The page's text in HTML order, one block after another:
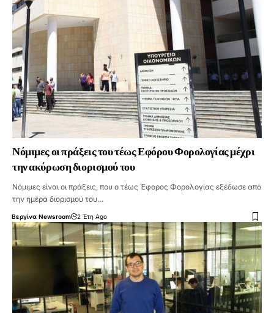
Νόμιμες οι πράξεις του τέως Εφόρου Φορολογίας μέχρι
την ακύρωση διορισμού του
Νόμιμες είναι οι πράξεις, που ο τέως Έφορος Φορολογίας εξέδωσε από
την ημέρα διορισμού του…
Βεργίνα Newsroom 2 Έτη Ago